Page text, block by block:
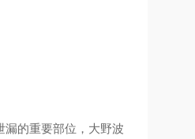
的重要部位，大野波